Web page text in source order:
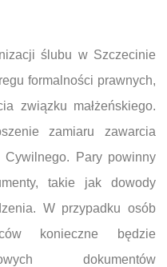
ślubu w Szczecinie
formalności prawnych,
związku małżeńskiego.
zamiaru zawarcia
Cywilnego. Pary powinny
takie jak dowody
W przypadku osób
konieczne będzie
dokumentów